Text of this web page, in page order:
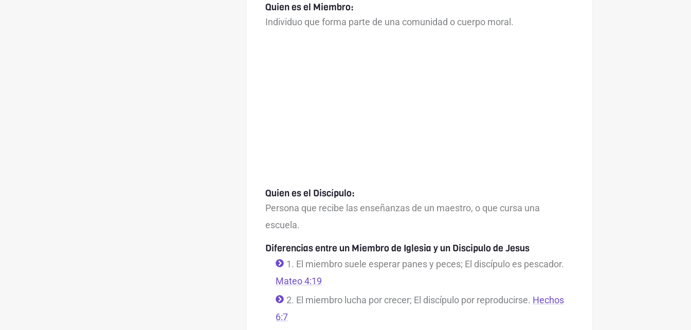
Quien es el Miembro:
Individuo que forma parte de una comunidad o cuerpo moral.
Quien es el Discípulo:
Persona que recibe las enseñanzas de un maestro, o que cursa una
escuela.
Diferencias entre un Miembro de Iglesia y un Discipulo de Jesus
1. El miembro suele esperar panes y peces; El discípulo es pescador.
Mateo 4:19
2. El miembro lucha por crecer; El discípulo por reproducirse. Hechos
6:7